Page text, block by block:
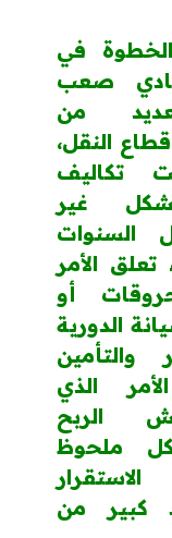
في
صعب
من
النقل،
تكاليف
غير
السنوات
تعلق الأمر
أو
الدورية
والتأمين
الذي
الربح
ملحوظ
كبير من